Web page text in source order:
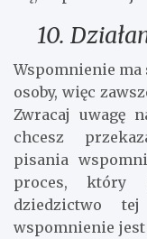
10.
Wspomnienie ma
osoby, więc
Zwracaj uwagę
chcesz
pisania
proces, który
dziedzictwo
wspomnienie